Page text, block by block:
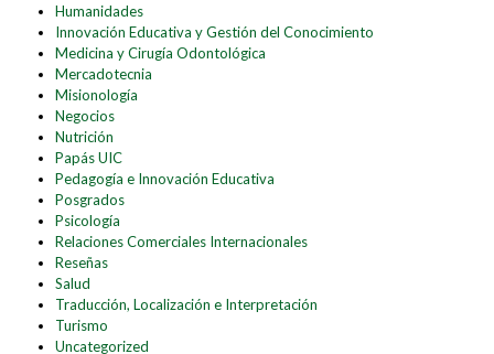
Humanidades
Innovación Educativa y Gestión del Conocimiento
Medicina y Cirugía Odontológica
Mercadotecnia
Misionología
Negocios
Nutrición
Papás UIC
Pedagogía e Innovación Educativa
Posgrados
Psicología
Relaciones Comerciales Internacionales
Reseñas
Salud
Traducción, Localización e Interpretación
Turismo
Uncategorized